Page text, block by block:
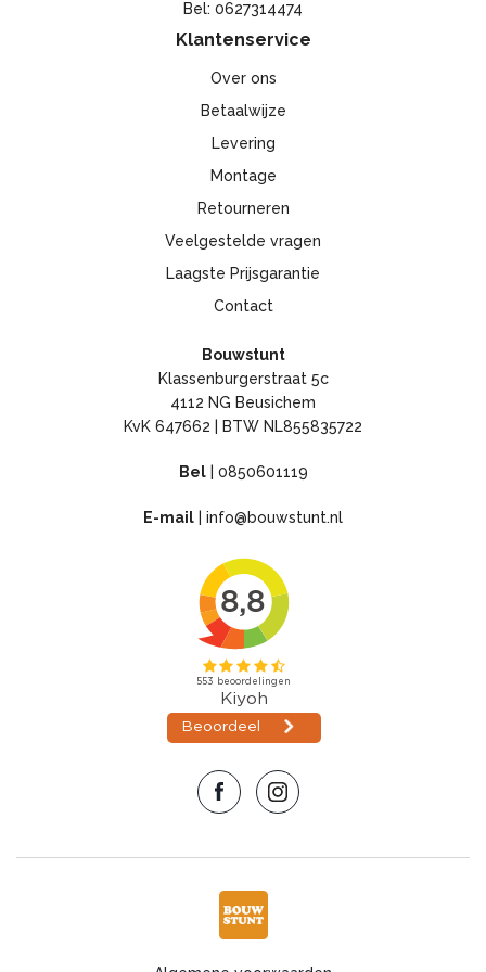
Bel: 0627314474
Klantenservice
Over ons
Betaalwijze
Levering
Montage
Retourneren
Veelgestelde vragen
Laagste Prijsgarantie
Contact
Bouwstunt
Klassenburgerstraat 5c
4112 NG Beusichem
KvK 647662 | BTW NL855835722
Bel| 0850601119
E-mail info@bouwstunt.nl